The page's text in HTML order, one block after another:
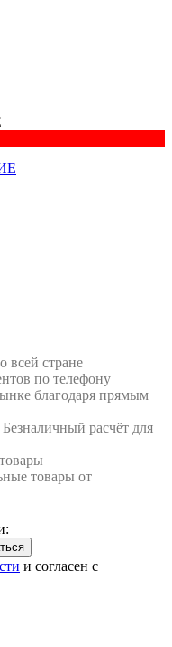
всей стране
по телефону
благодаря прямым
расчёт для
товары от
и согласен с